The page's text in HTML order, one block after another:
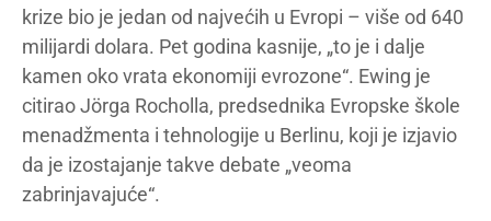
krize bio je jedan od najvećih u Evropi – više od 640
milijardi dolara. Pet godina kasnije, „to je i dalje
kamen oko vrata ekonomiji evrozone“. Ewing je
citirao Jörga Rocholla, predsednika Evropske škole
menadžmenta i tehnologije u Berlinu, koji je izjavio
da je izostajanje takve debate „veoma
zabrinjavajuće“.